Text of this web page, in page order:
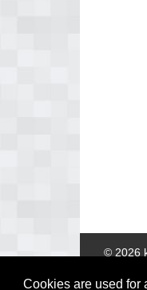
Cookies are used for
© 2026